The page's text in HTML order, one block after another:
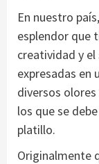
En nuestro
esplendor que
creatividad y el
expresadas en
diversos
los que se
platillo.
Originalmente